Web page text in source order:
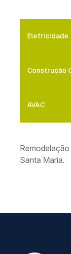
Eletricidade
Construção
AVAC
Santa Maria.